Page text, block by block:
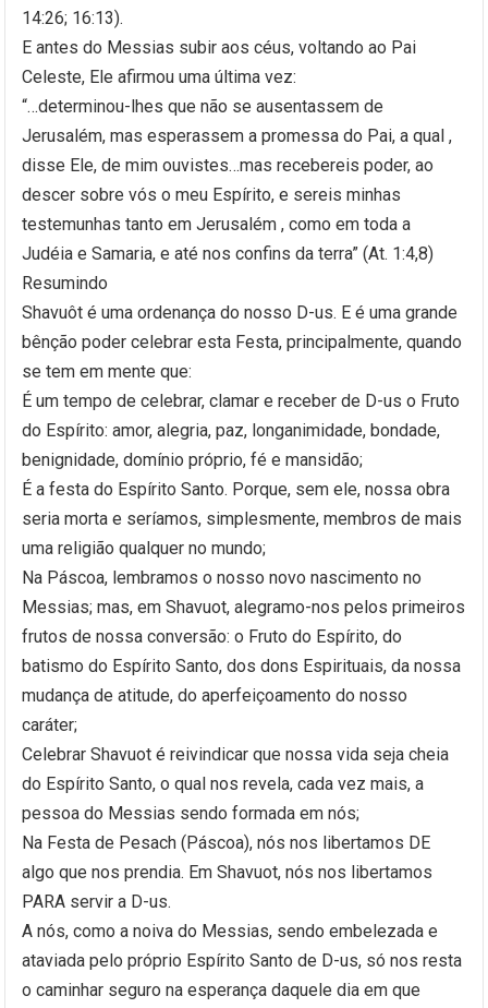
14:26; 16:13).
E antes do Messias subir aos céus, voltando ao Pai
Celeste, Ele afirmou uma última vez:
“…determinou-lhes que não se ausentassem de
Jerusalém, mas esperassem a promessa do Pai, a qual ,
disse Ele, de mim ouvistes…mas recebereis poder, ao
descer sobre vós o meu Espírito, e sereis minhas
testemunhas tanto em Jerusalém , como em toda a
Judéia e Samaria, e até nos confins da terra” (At. 1:4,8)
Resumindo
Shavuôt é uma ordenança do nosso D-us. E é uma grande
bênção poder celebrar esta Festa, principalmente, quando
se tem em mente que:
É um tempo de celebrar, clamar e receber de D-us o Fruto
do Espírito: amor, alegria, paz, longanimidade, bondade,
benignidade, domínio próprio, fé e mansidão;
É a festa do Espírito Santo. Porque, sem ele, nossa obra
seria morta e seríamos, simplesmente, membros de mais
uma religião qualquer no mundo;
Na Páscoa, lembramos o nosso novo nascimento no
Messias; mas, em Shavuot, alegramo-nos pelos primeiros
frutos de nossa conversão: o Fruto do Espírito, do
batismo do Espírito Santo, dos dons Espirituais, da nossa
mudança de atitude, do aperfeiçoamento do nosso
caráter;
Celebrar Shavuot é reivindicar que nossa vida seja cheia
do Espírito Santo, o qual nos revela, cada vez mais, a
pessoa do Messias sendo formada em nós;
Na Festa de Pesach (Páscoa), nós nos libertamos DE
algo que nos prendia. Em Shavuot, nós nos libertamos
PARA servir a D-us.
A nós, como a noiva do Messias, sendo embelezada e
ataviada pelo próprio Espírito Santo de D-us, só nos resta
o caminhar seguro na esperança daquele dia em que